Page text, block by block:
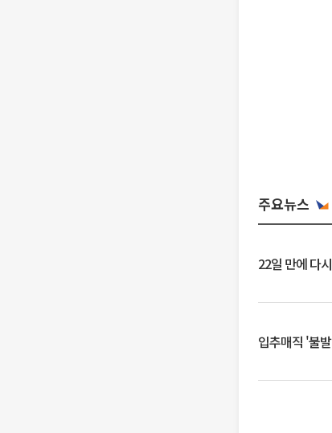
주요뉴스
22일 만에 다
입추매직 '불